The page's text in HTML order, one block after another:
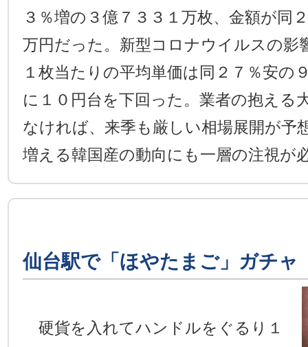
３％増の３億７３３１万枚、金額が同
万円だった。新型コロナウイルスの影
１枚当たりの平均単価は同２７％安の
に１０円台を下回った。業者の抱える
なければ、来季も厳しい相場展開が予
増える韓国産の動向にも一層の注視が
仙台駅で「ほやたまご」ガチャ
硬貨を入れてハンドルをぐるり１